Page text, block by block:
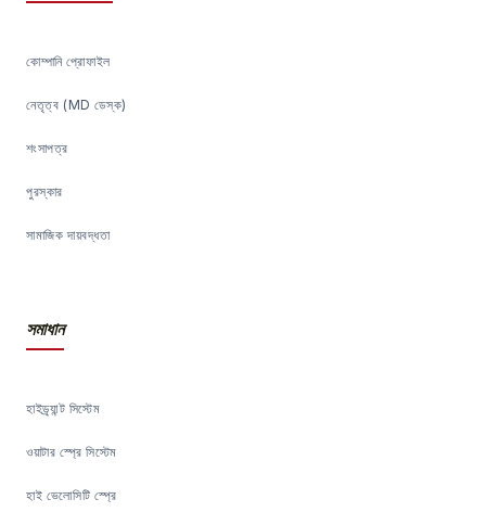
কোম্পানি প্রোফাইল
নেতৃত্ব (MD ডেস্ক)
শংসাপত্র
পুরস্কার
সামাজিক দায়বদ্ধতা
সমাধান
হাইড্র্যান্ট সিস্টেম
ওয়াটার স্প্রে সিস্টেম
হাই ভেলোসিটি স্প্রে